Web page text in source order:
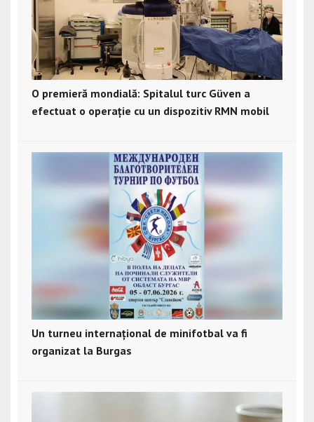
O premieră mondială: Spitalul turc Güven a
efectuat o operație cu un dispozitiv RMN mobil
Un turneu internațional de minifotbal va fi
organizat la Burgas